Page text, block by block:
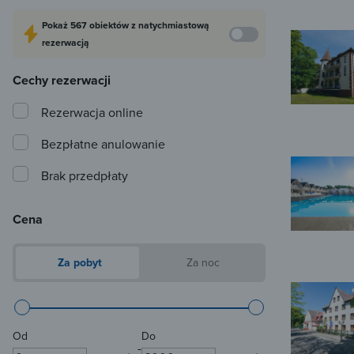
Pokaż 567 obiektówz natychmiastową
rezerwacją
Cechy rezerwacji
Rezerwacja online
Bezpłatne anulowanie
Brak przedpłaty
Cena
Za pobyt Za noc
Od
-
Do